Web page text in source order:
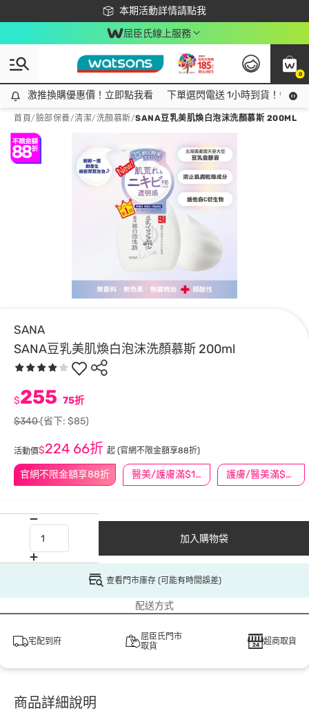
本期活動詳情請點我
下載app最高回饋$350
屈臣氏線上服務
0
激推換購優惠價！立即點我看
激推換購優惠價！立即點我看 下單選閃電送 1小時到貨！領神
首頁/臉部保養/清潔/洗顏慕斯/SANA豆乳美肌煥白泡沫洗顏慕斯 200ML
SANA
SANA豆乳美肌煥白泡沫洗顏慕斯 200ml
官網不限金額享88折 醫美/護膚滿$1200送$200 護膚/醫美滿$600送好禮
$255 75折
$340(省下: $85)
活動價$224 66折 起 (官網不限金額享88折)
加入購物袋
查看門市庫存 (可能有時間誤差)
配送方式
宅配到府
屈臣氏門市
取貨
超商取貨
商品詳細說明